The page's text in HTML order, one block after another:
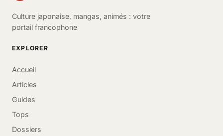
Culture japonaise, mangas, animés : votre
portail francophone
EXPLORER
Accueil
Articles
Guides
Tops
Dossiers